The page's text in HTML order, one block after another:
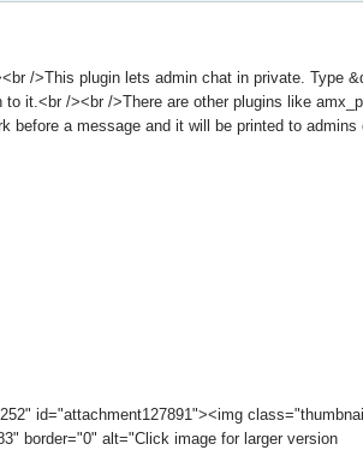
/>This plugin lets admin chat in private. Type
it.<br /><br />There are other plugins like
a message and it will be printed to
id="attachment127891"><img
border="0" alt="Click image for larger version